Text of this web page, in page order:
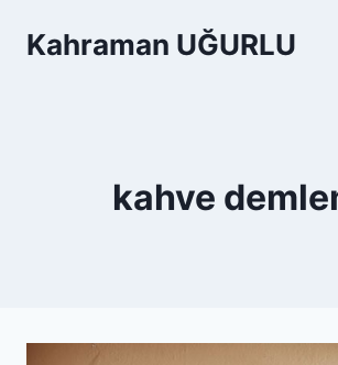
Kahraman UĞURLU
kahve